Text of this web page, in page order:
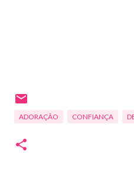
ADORAÇÃO CONFIANÇA